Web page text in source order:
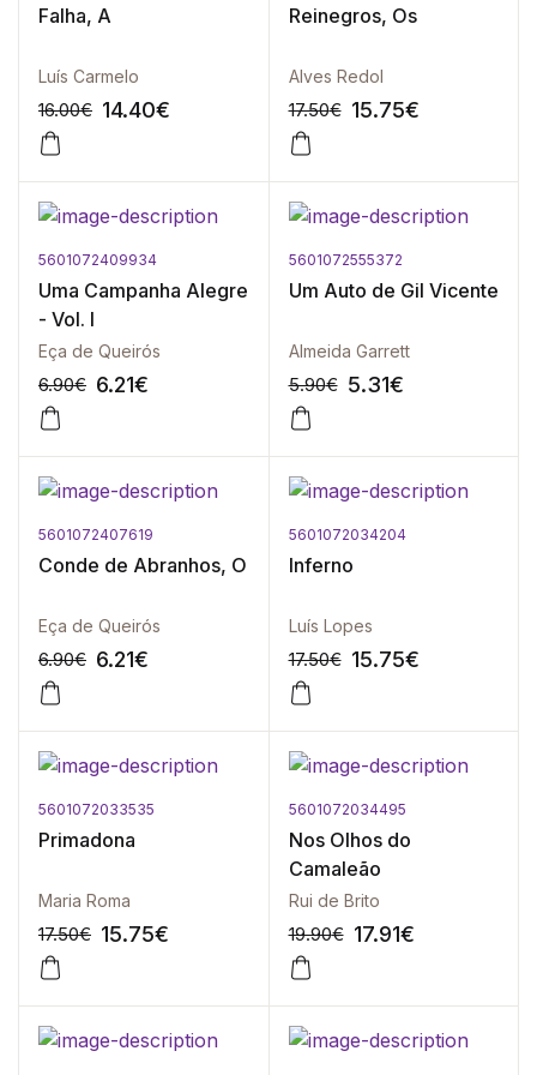
Falha, A
Luís Carmelo
16.00€ 14.40€
Reinegros, Os
Alves Redol
17.50€ 15.75€
5601072409934
Uma Campanha Alegre
- Vol. I
Eça de Queirós
6.90€ 6.21€
5601072555372
Um Auto de Gil Vicente
Almeida Garrett
5.90€ 5.31€
5601072407619
Conde de Abranhos, O
Eça de Queirós
6.90€ 6.21€
5601072034204
Inferno
Luís Lopes
17.50€ 15.75€
5601072033535
Primadona
Maria Roma
17.50€ 15.75€
5601072034495
Nos Olhos do
Camaleão
Rui de Brito
19.90€ 17.91€